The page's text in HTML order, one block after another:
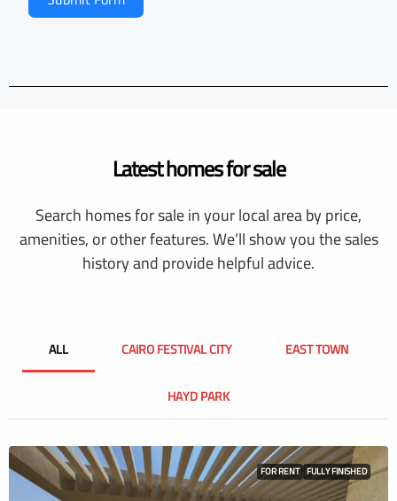
Latest homes for sale
Search homes for sale in your local area by price,
amenities, or other features. We’ll show you the sales
history and provide helpful advice.
ALL CAIRO FESTIVAL CITY EAST TOWN
HAYD PARK
FOR RENT FULLY FINISHED